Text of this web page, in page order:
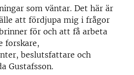
som väntar. Det här är
att fördjupa mig i frågor
för och att få arbeta
forskare,
beslutsfattare och
Gustafsson.